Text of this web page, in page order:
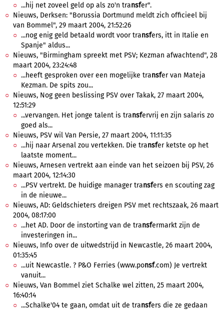
...hij net zoveel geld op als zo'n transfer".
Nieuws, Derksen: "Borussia Dortmund meldt zich officieel bij
van Bommel", 29 maart 2004, 21:52:26
...nog enig geld betaald wordt voor transfers, itt in Italie en
Spanje" aldus...
Nieuws, "Birmingham spreekt met PSV; Kezman afwachtend", 28
maart 2004, 23:24:48
...heeft gesproken over een mogelijke transfer van Mateja
Kezman. De spits zou...
Nieuws, Nog geen beslissing PSV over Takak, 27 maart 2004,
12:51:29
...vervangen. Het jonge talent is transfervrij en zijn salaris zo
goed als...
Nieuws, PSV wil Van Persie, 27 maart 2004, 11:11:35
...hij naar Arsenal zou vertekken. Die transfer ketste op het
laatste moment...
Nieuws, Arnesen vertrekt aan einde van het seizoen bij PSV, 26
maart 2004, 12:14:30
...PSV vertrekt. De huidige manager transfers en scouting zag
in de nieuwe...
Nieuws, AD: Geldschieters dreigen PSV met rechtszaak, 26 maart
2004, 08:17:00
...het AD. Door de instorting van de transfermarkt zijn de
investeringen in...
Nieuws, Info over de uitwedstrijd in Newcastle, 26 maart 2004,
01:35:45
...uit Newcastle. ? P&O Ferries (www.ponsf.com) Je vertrekt
vanuit...
Nieuws, Van Bommel ziet Schalke wel zitten, 25 maart 2004,
16:40:14
...Schalke'04 te gaan, omdat uit de transfers die ze gedaan